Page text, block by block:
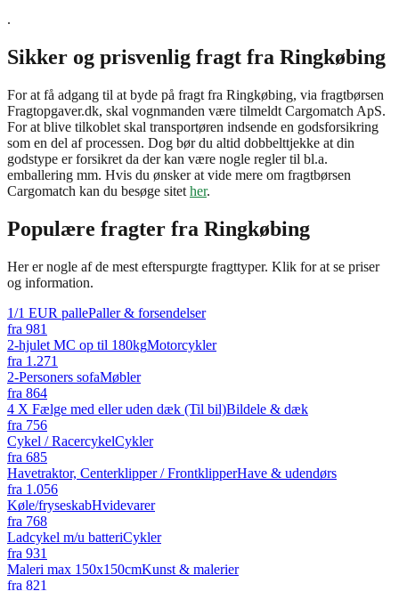
.
Sikker og prisvenlig fragt fra Ringkøbing
For at få adgang til at byde på fragt fra Ringkøbing, via fragtbørsen
Fragtopgaver.dk, skal vognmanden være tilmeldt Cargomatch ApS.
For at blive tilkoblet skal transportøren indsende en godsforsikring
som en del af processen. Dog bør du altid dobbelttjekke at din
godstype er forsikret da der kan være nogle regler til bl.a.
emballering mm. Hvis du ønsker at vide mere om fragtbørsen
Cargomatch kan du besøge sitet her.
Populære fragter fra Ringkøbing
Her er nogle af de mest efterspurgte fragttyper. Klik for at se priser
og information.
1/1 EUR pallePaller & forsendelser
fra 981
2-hjulet MC op til 180kgMotorcykler
fra 1.271
2-Personers sofaMøbler
fra 864
4 X Fælge med eller uden dæk (Til bil)Bildele & dæk
fra 756
Cykel / RacercykelCykler
fra 685
Havetraktor, Centerklipper / FrontklipperHave & udendørs
fra 1.056
Køle/fryseskabHvidevarer
fra 768
Ladcykel m/u batteriCykler
fra 931
Maleri max 150x150cmKunst & malerier
fra 821